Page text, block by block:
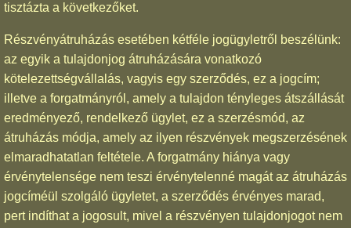
tisztázta a következőket.
Részvényátruházás esetében kétféle jogügyletről beszélünk:
az egyik a tulajdonjog átruházására vonatkozó
kötelezettségvállalás, vagyis egy szerződés, ez a jogcím;
illetve a forgatmányról, amely a tulajdon tényleges átszállását
eredményező, rendelkező ügylet, ez a szerzésmód, az
átruházás módja, amely az ilyen részvények megszerzésének
elmaradhatatlan feltétele. A forgatmány hiánya vagy
érvénytelensége nem teszi érvénytelenné magát az átruházás
jogcíméül szolgáló ügyletet, a szerződés érvényes marad,
pert indíthat a jogosult, mivel a részvényen tulajdonjogot nem